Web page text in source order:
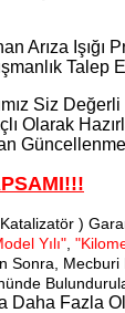
Arıza Işığı
Talep
Siz
Olarak
)
Yılı"
Sonra,
Daha Fazla